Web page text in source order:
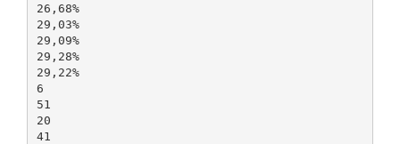
26,68%
29,03%
29,09%
29,28%
29,22%
6
51
20
41